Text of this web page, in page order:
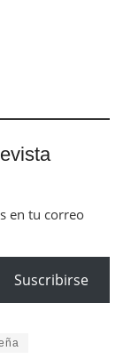
en tu correo
Suscribirse